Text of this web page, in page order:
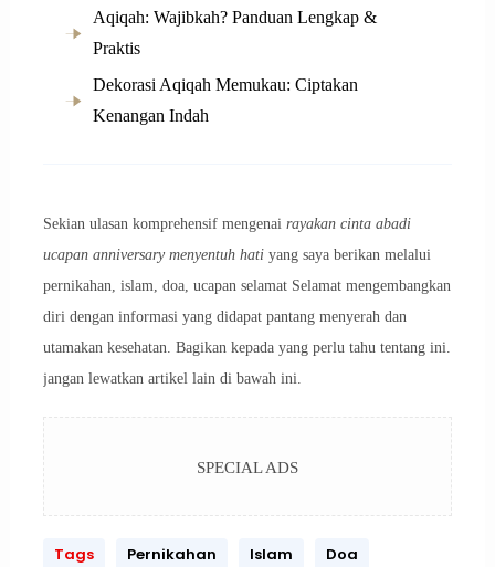
Aqiqah: Wajibkah? Panduan Lengkap &
Praktis
Dekorasi Aqiqah Memukau: Ciptakan
Kenangan Indah
Sekian ulasan komprehensif mengenai rayakan cinta abadi
ucapan anniversary menyentuh hatiyang saya berikan melalui
pernikahan, islam, doa, ucapan selamat Selamat mengembangkan
diri dengan informasi yang didapat pantang menyerah dan
utamakan kesehatan. Bagikan kepada yang perlu tahu tentang ini.
jangan lewatkan artikel lain di bawah ini.
SPECIAL ADS
Tags Pernikahan Islam
Doa